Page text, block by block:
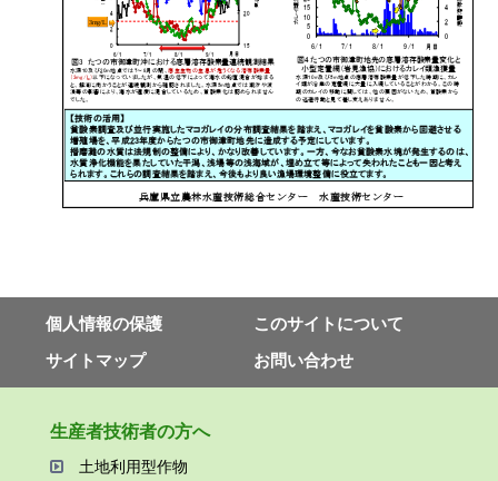
個⼈情報の保護
このサイトについて
サイトマップ
お問い合わせ
⽣産者技術者の⽅へ
⼟地利⽤型作物